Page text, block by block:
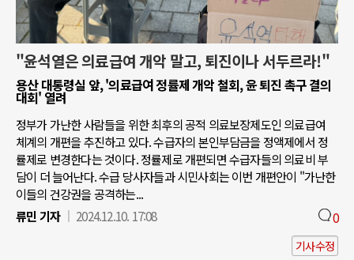
"윤석열은 의료급여 개악 말고, 퇴진이나 서두르라!"
용산 대통령실 앞, '의료급여 정률제 개악 철회, 윤 퇴진 촉구 결의
대회' 열려
정부가 가난한 사람들을 위한 최후의 공적 의료보장제도인 의료급여
체계의 개편을 추진하고 있다. 수급자의 본인부담금을 정액제에서 정
률제로 변경한다는 것이다. 정률제로 개편되면 수급자들의 의료비 부
담이 더 늘어난다. 수급 당사자들과 시민사회는 이번 개편안이 "가난한
이들의 건강권을 공격하는...
류민 기자
2024.12.10. 17:08 0
기사수정